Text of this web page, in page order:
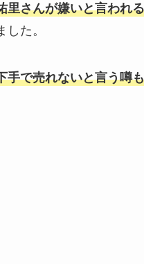
里さんが嫌いと言われ
した。
手で売れないと言う噂